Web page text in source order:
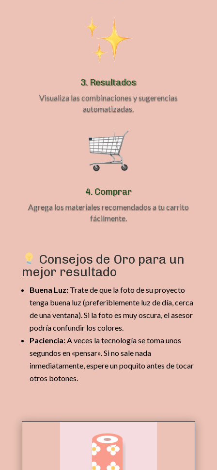
3. Resultados
Visualiza las combinaciones y sugerencias
automatizadas.
4. Comprar
Agrega los materiales recomendados a tu carrito
fácilmente.
Consejos de Oro para un
mejor resultado
Buena Luz:Trate de que la foto de su proyecto
tenga buena luz (preferiblemente luz de día, cerca
de una ventana). Si la foto es muy oscura, el asesor
podría confundir los colores.
Paciencia:A veces la tecnología se toma unos
segundos en «pensar». Si no sale nada
inmediatamente, espere un poquito antes de tocar
otros botones.